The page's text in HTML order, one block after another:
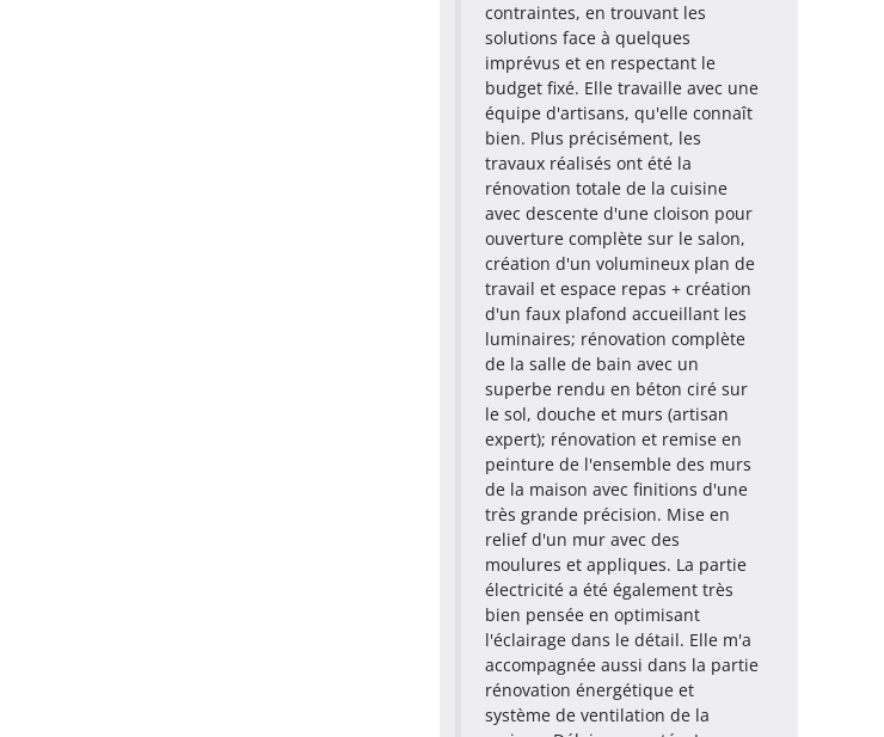
contraintes, en trouvant les
solutions face à quelques
imprévus et en respectant le
budget fixé. Elle travaille avec une
équipe d'artisans, qu'elle connaît
bien. Plus précisément, les
travaux réalisés ont été la
rénovation totale de la cuisine
avec descente d'une cloison pour
ouverture complète sur le salon,
création d'un volumineux plan de
travail et espace repas + création
d'un faux plafond accueillant les
luminaires; rénovation complète
de la salle de bain avec un
superbe rendu en béton ciré sur
le sol, douche et murs (artisan
expert); rénovation et remise en
peinture de l'ensemble des murs
de la maison avec finitions d'une
très grande précision. Mise en
relief d'un mur avec des
moulures et appliques. La partie
électricité a été également très
bien pensée en optimisant
l'éclairage dans le détail. Elle m'a
accompagnée aussi dans la partie
rénovation énergétique et
système de ventilation de la